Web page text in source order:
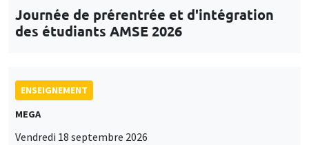
Journée de prérentrée et d'intégration
des étudiants AMSE 2026
ENSEIGNEMENT
MEGA
Vendredi 18 septembre 2026